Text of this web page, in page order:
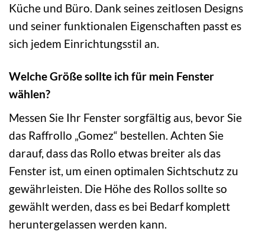
Küche und Büro. Dank seines zeitlosen Designs
und seiner funktionalen Eigenschaften passt es
sich jedem Einrichtungsstil an.
Welche Größe sollte ich für mein Fenster
wählen?
Messen Sie Ihr Fenster sorgfältig aus, bevor Sie
das Raffrollo „Gomez“ bestellen. Achten Sie
darauf, dass das Rollo etwas breiter als das
Fenster ist, um einen optimalen Sichtschutz zu
gewährleisten. Die Höhe des Rollos sollte so
gewählt werden, dass es bei Bedarf komplett
heruntergelassen werden kann.